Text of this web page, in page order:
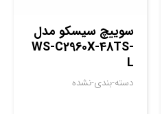
سوييچ سيسکو مدل
WS-C2960X-48TS-
L
دسته-بندی-نشده